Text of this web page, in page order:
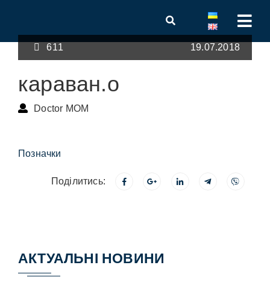
611 19.07.2018
караван.о
Doctor MOM
Позначки
Поділитись:
АКТУАЛЬНІ НОВИНИ